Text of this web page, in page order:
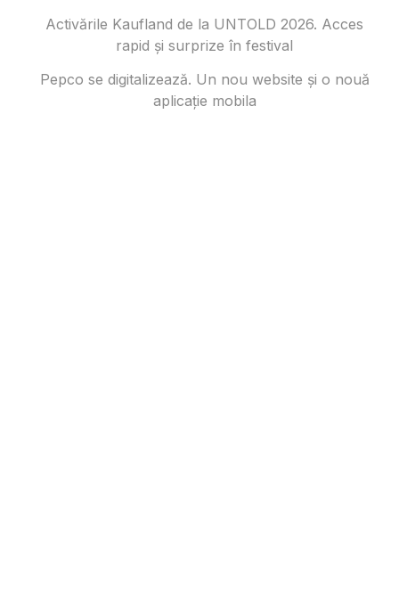
Activările Kaufland de la UNTOLD 2026. Acces
rapid și surprize în festival
Pepco se digitalizează. Un nou website și o nouă
aplicație mobila